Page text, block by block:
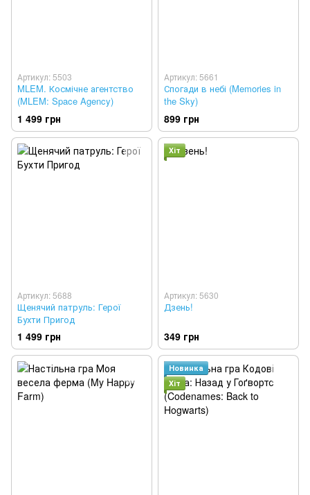
Артикул: 5503
MLEM. Космічне агентство
(MLEM: Space Agency)
1 499 грн
Артикул: 5661
Спогади в небі (Memories in
the Sky)
899 грн
Артикул: 5688
Щенячий патруль: Герої
Бухти Пригод
1 499 грн
Хіт
Артикул: 5630
Дзень!
349 грн
Новинка
Хіт